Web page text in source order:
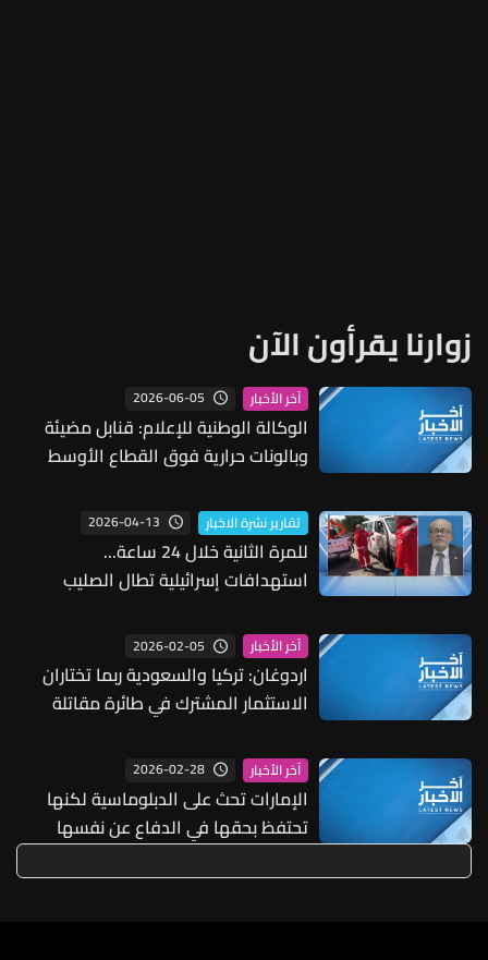
زوارنا يقرأون الآن
آخر الأخبار 2026-06-05
الوكالة الوطنية للإعلام: قنابل مضيئة
وبالونات حرارية فوق القطاع الأوسط
تقارير نشرة الاخبار 2026-04-13
للمرة الثانية خلال 24 ساعة...
استهدافات إسرائيلية تطال الصليب
آخر الأخبار 2026-02-05
اردوغان: تركيا والسعودية ربما تختاران
الاستثمار المشترك في طائرة مقاتلة
آخر الأخبار 2026-02-28
الإمارات تحث على الدبلوماسية لكنها
تحتفظ بحقها في الدفاع عن نفسها